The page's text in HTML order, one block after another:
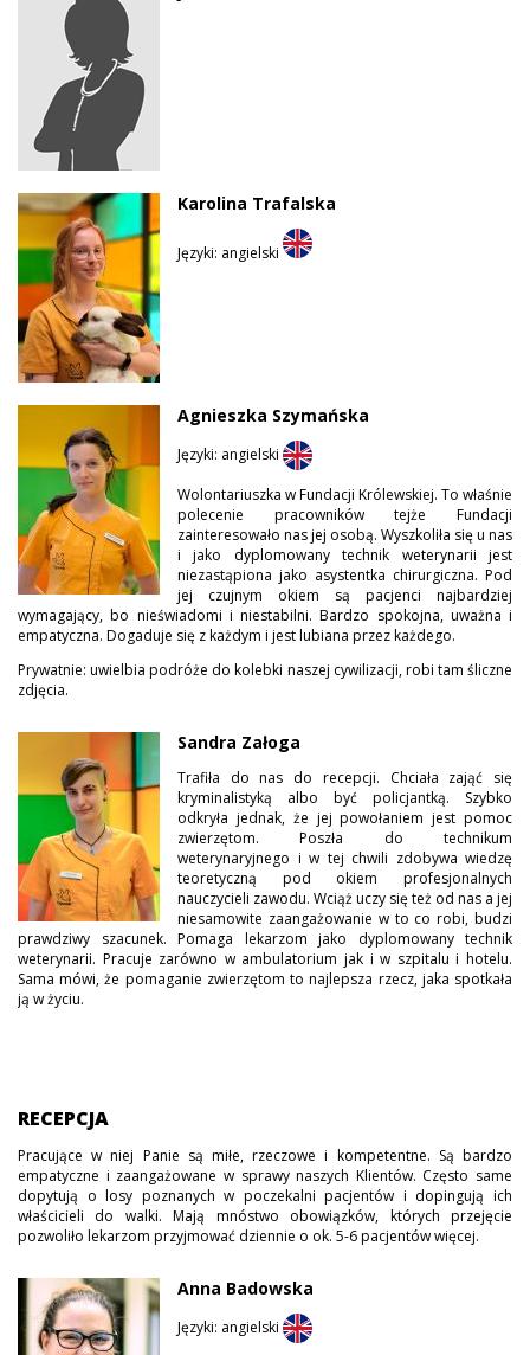
Karolina Trafalska
Języki: angielski
Agnieszka Szymańska
Języki: angielski
Wolontariuszka w Fundacji Królewskiej. To właśnie
polecenie pracowników tejże Fundacji
zainteresowało nas jej osobą. Wyszkoliła się u nas
i jako dyplomowany technik weterynarii jest
niezastąpiona jako asystentka chirurgiczna. Pod
jej czujnym okiem są pacjenci najbardziej
wymagający, bo nieświadomi i niestabilni. Bardzo spokojna, uważna i
empatyczna. Dogaduje się z każdym i jest lubiana przez każdego.
Prywatnie: uwielbia podróże do kolebki naszej cywilizacji, robi tam śliczne
zdjęcia.
Sandra Załoga
Trafiła do nas do recepcji. Chciała zająć się
kryminalistyką albo być policjantką. Szybko
odkryła jednak, że jej powołaniem jest pomoc
zwierzętom. Poszła do technikum
weterynaryjnego i w tej chwili zdobywa wiedzę
teoretyczną pod okiem profesjonalnych
nauczycieli zawodu. Wciąż uczy się też od nas a jej
niesamowite zaangażowanie w to co robi, budzi
prawdziwy szacunek. Pomaga lekarzom jako dyplomowany technik
weterynarii. Pracuje zarówno w ambulatorium jak i w szpitalu i hotelu.
Sama mówi, że pomaganie zwierzętom to najlepsza rzecz, jaka spotkała
ją w życiu.
RECEPCJA
Pracujące w niej Panie są miłe, rzeczowe i kompetentne. Są bardzo
empatyczne i zaangażowane w sprawy naszych Klientów. Często same
dopytują o losy poznanych w poczekalni pacjentów i dopingują ich
właścicieli do walki. Mają mnóstwo obowiązków, których przejęcie
pozwoliło lekarzom przyjmować dziennie o ok. 5-6 pacjentów więcej.
Anna Badowska
Języki: angielski